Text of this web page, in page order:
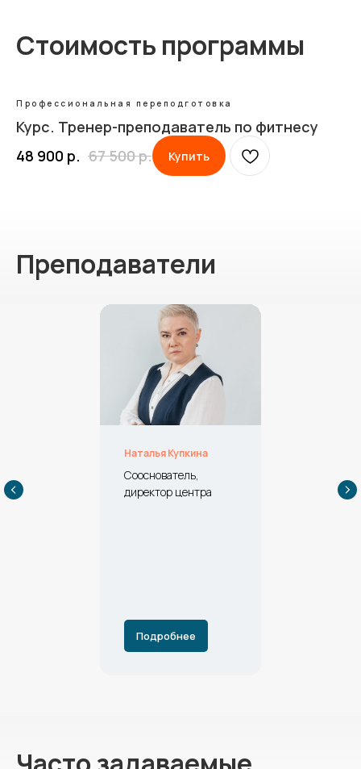
Стоимость программы
Профессиональная переподготовка
Курс. Тренер-преподаватель по фитнесу
48 900 р. 67 500р. Купить
Преподаватели
Наталья Купкина
Сооснователь,
директор центра
Подробнее